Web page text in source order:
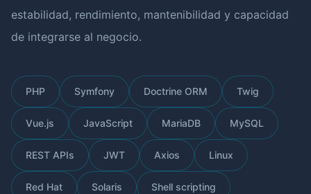
estabilidad, rendimiento, mantenibilidad y capacidad
de integrarse al negocio.
PHP Symfony Doctrine ORM Twig
Vue.js JavaScript MariaDB MySQL
REST APIs JWT Axios Linux
Red Hat Solaris Shell scripting